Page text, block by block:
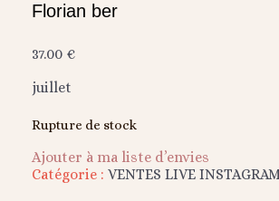
Florian ber
37.00 €
juillet
Rupture de stock
Ajouter à ma liste d’envies
Catégorie : VENTES LIVE